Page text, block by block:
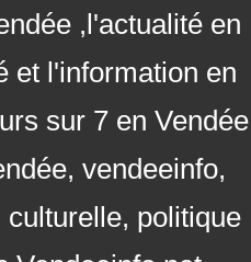
,l'actualité en
et l'information en
sur 7 en Vendée
vendeeinfo,
politique